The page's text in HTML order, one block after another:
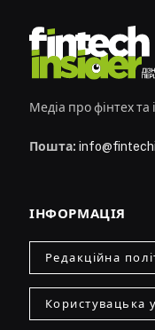
Медіа про фінтех та
Пошта:
ІНФОРМАЦІЯ
Редакційна
Користувацька